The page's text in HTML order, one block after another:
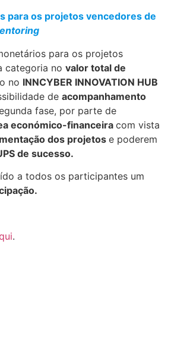
para os projetos vencedores de
para os projetos
categoria no valor total de
no INNCYBER INNOVATION HUB
de acompanhamento
fase, por parte de
económico-financeira com vista
dos projetos e poderem
de sucesso.
a todos os participantes um
.